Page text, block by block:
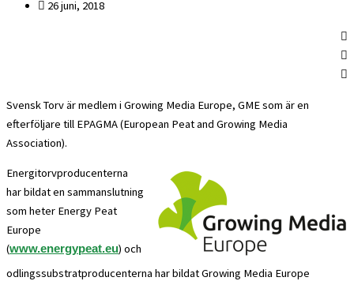
26 juni, 2018
Svensk Torv är medlem i Growing Media Europe, GME som är en
efterföljare till EPAGMA (European Peat and Growing Media
Association).
Energitorvproducenterna
har bildat en sammanslutning
som heter Energy Peat
Europe
(www.energypeat.eu) och
odlingssubstratproducenterna har bildat Growing Media Europe